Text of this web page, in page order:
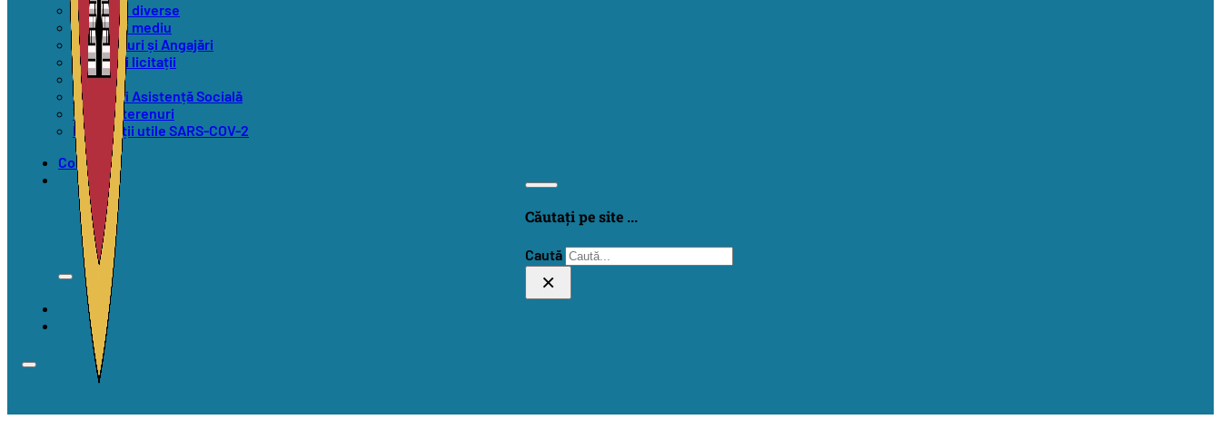
Anunțuri diverse
Anunțuri mediu
Concursuri și Angajări
Anunțuri licitații
Alegeri
Anunțuri Asistență Socială
Vânzări terenuri
Informații utile SARS-COV-2
Contact
Căutați pe site ...
Caută
×